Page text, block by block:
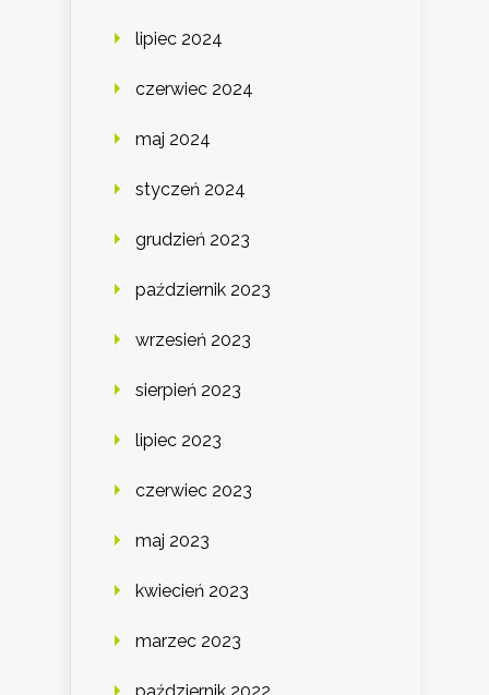
lipiec 2024
czerwiec 2024
maj 2024
styczeń 2024
grudzień 2023
październik 2023
wrzesień 2023
sierpień 2023
lipiec 2023
czerwiec 2023
maj 2023
kwiecień 2023
marzec 2023